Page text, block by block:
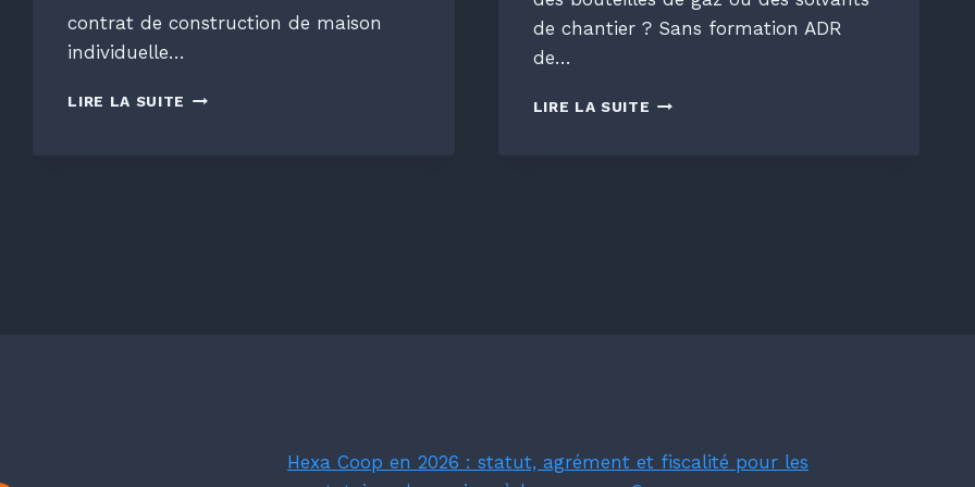
contrat de construction de maison
individuelle…
LIRE LA SUITE CCMI
de chantier ? Sans formation ADR
de…
LIRE LA SUITE FORMATION
Hexa Coop en 2026 : statut, agrément et fiscalité pour les